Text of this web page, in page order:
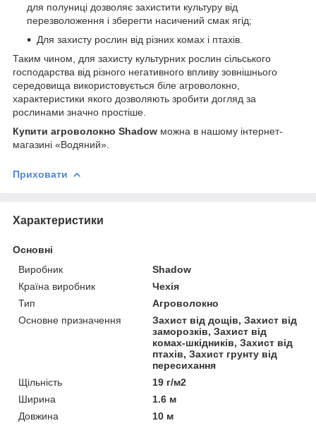
для полуниці дозволяє захистити культуру від
перезволоження і зберегти насичений смак ягід;
Для захисту рослин від різних комах і птахів.
Таким чином, для захисту культурних рослин сільського
господарства від різного негативного впливу зовнішнього
середовища використовується біле агроволокно,
характеристики якого дозволяють зробити догляд за
рослинами значно простіше.
Купити агроволокно Shadow можна в нашому інтернет-
магазині «Водяний».
Приховати
Характеристики
Основні
Виробник
Shadow
Країна виробник
Чехія
Тип
Агроволокно
Основне призначення
Захист від дощів, Захист від
заморозків, Захист від
комах-шкідників, Захист від
птахів, Захист грунту від
пересихання
Щільність
19 г/м2
Ширина
1.6 м
Довжина
10 м